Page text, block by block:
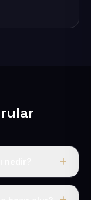
Bu bedele alan